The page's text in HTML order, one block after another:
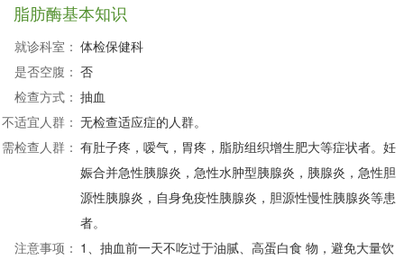
脂肪酶基本知识
就诊科室： 体检保健科
是否空腹： 否
检查方式： 抽血
不适宜人群： 无检查适应症的人群。
需检查人群： 有肚子疼，嗳气，胃疼，脂肪组织增生肥大等症状者。妊
娠合并急性胰腺炎，急性水肿型胰腺炎，胰腺炎，急性胆
源性胰腺炎，自身免疫性胰腺炎，胆源性慢性胰腺炎等患
者。
注意事项： 1、抽血前一天不吃过于油腻、高蛋白食 物，避免大量饮